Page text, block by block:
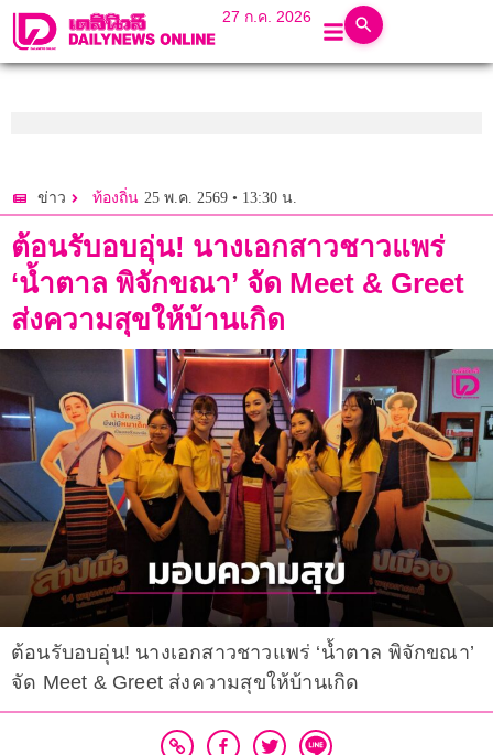
27 ก.ค. 2026
ข่าว ท้องถิ่น 25 พ.ค. 2569 • 13:30 น.
ต้อนรับอบอุ่น! นางเอกสาวชาวแพร่
‘น้ำตาล พิจักขณา’ จัด Meet & Greet
ส่งความสุขให้บ้านเกิด
ต้อนรับอบอุ่น! นางเอกสาวชาวแพร่ ‘น้ำตาล พิจักขณา’
จัด Meet & Greet ส่งความสุขให้บ้านเกิด